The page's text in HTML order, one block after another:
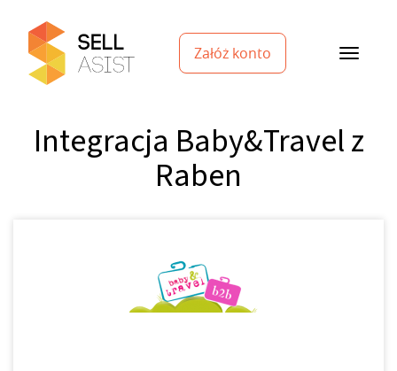
Załóż konto
Integracja Baby&Travel z
Raben